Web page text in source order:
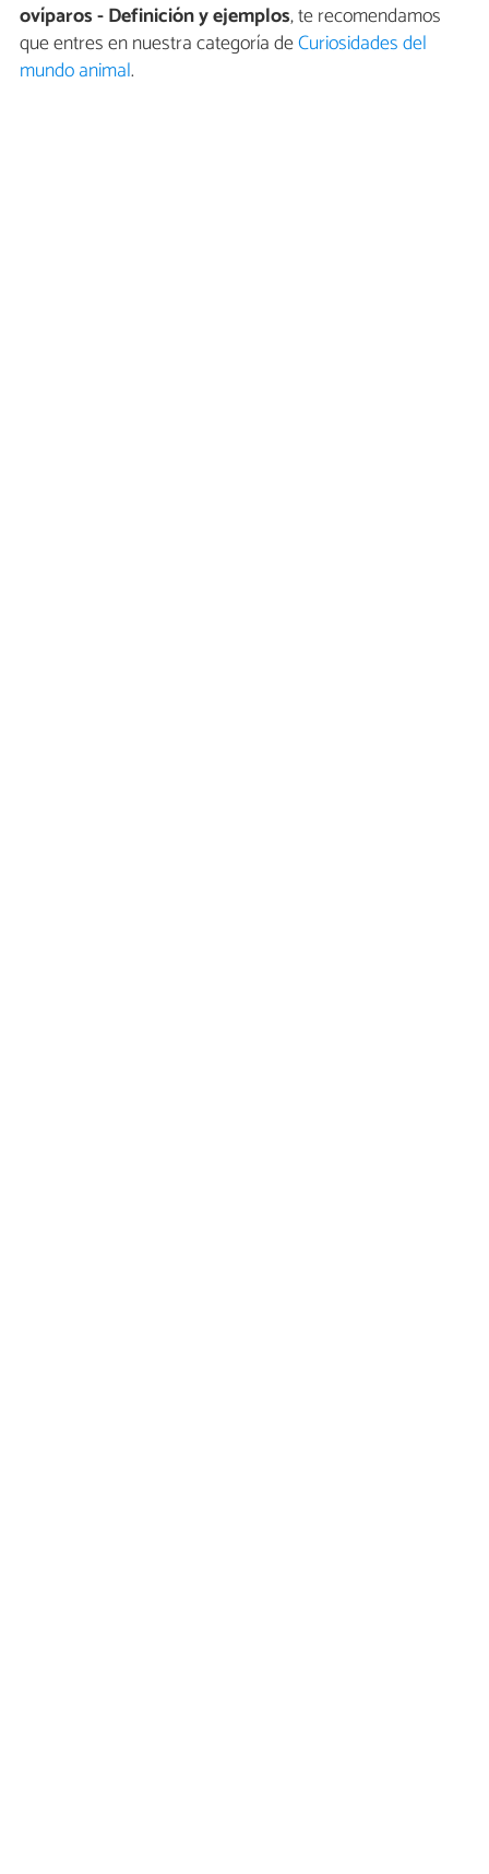
ovíparos - Definición y ejemplos, te recomendamos
que entres en nuestra categoría deCuriosidades del
mundo animal.